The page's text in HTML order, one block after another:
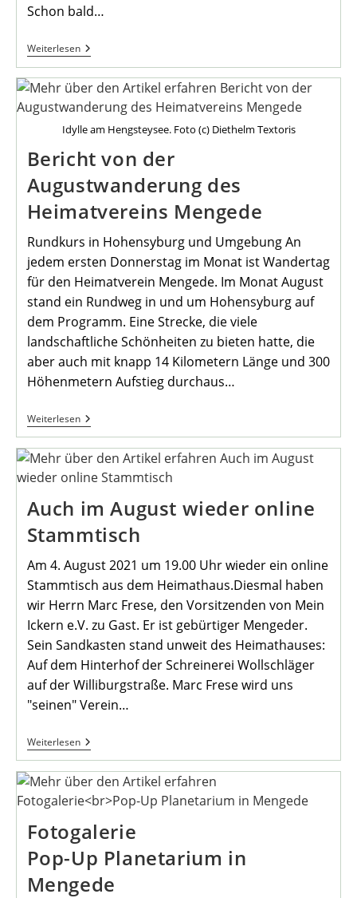
Schon bald…
WeiterlesenEinladung
Zur
September
Wanderung
Idylle am Hengsteysee. Foto (c) Diethelm Textoris
Bericht von der
Augustwanderung des
Heimatvereins Mengede
Rundkurs in Hohensyburg und Umgebung An
jedem ersten Donnerstag im Monat ist Wandertag
für den Heimatverein Mengede. Im Monat August
stand ein Rundweg in und um Hohensyburg auf
dem Programm. Eine Strecke, die viele
landschaftliche Schönheiten zu bieten hatte, die
aber auch mit knapp 14 Kilometern Länge und 300
Höhenmetern Aufstieg durchaus…
WeiterlesenBericht
Von
Augustwanderung
Des
Heimatvereins
Auch im August wieder online
Stammtisch
Am 4. August 2021 um 19.00 Uhr wieder ein online
Stammtisch aus dem Heimathaus.Diesmal haben
wir Herrn Marc Frese, den Vorsitzenden von Mein
Ickern e.V. zu Gast. Er ist gebürtiger Mengeder.
Sein Sandkasten stand unweit des Heimathauses:
Auf dem Hinterhof der Schreinerei Wollschläger
auf der Williburgstraße. Marc Frese wird uns
"seinen" Verein…
WeiterlesenAuch
Im
Wieder
Online
Stammtisch
Fotogalerie
Pop-Up Planetarium in
Mengede